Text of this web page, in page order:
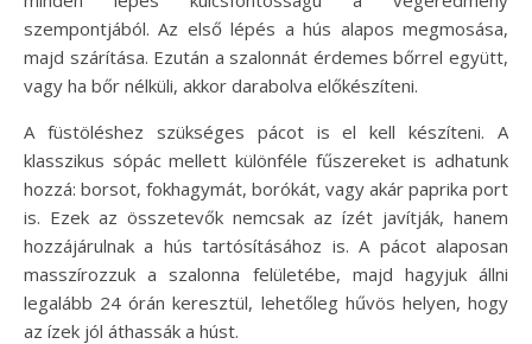
szempontjából. Az első lépés a hús alapos megmosása,
majd szárítása. Ezután a szalonnát érdemes bőrrel együtt,
vagy ha bőr nélküli, akkor darabolva előkészíteni.
A füstöléshez szükséges pácot is el kell készíteni. A
klasszikus sópác mellett különféle fűszereket is adhatunk
hozzá: borsot, fokhagymát, borókát, vagy akár paprika port
is. Ezek az összetevők nemcsak az ízét javítják, hanem
hozzájárulnak a hús tartósításához is. A pácot alaposan
masszírozzuk a szalonna felületébe, majd hagyjuk állni
legalább 24 órán keresztül, lehetőleg hűvös helyen, hogy
az ízek jól áthassák a húst.